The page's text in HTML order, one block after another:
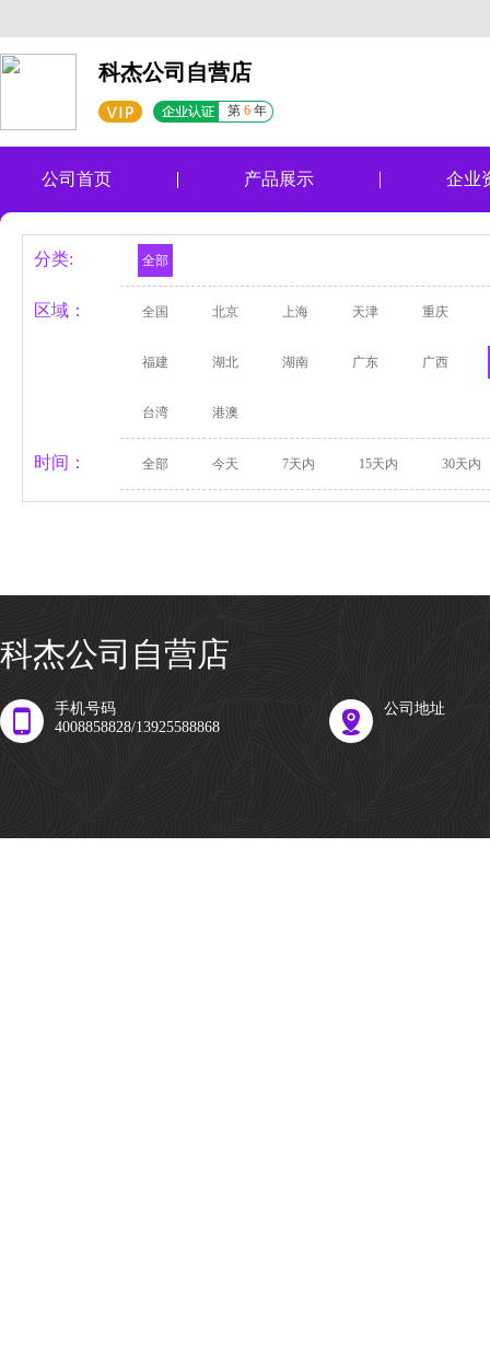
科杰公司自营店
第 6 年
公司首页 产品展示 企业
分类: 全部
区域： 全国 北京 上海 天津 重庆
福建 湖北 湖南 广东 广西
台湾 港澳
时间： 全部 今天 7天内 15天内 30天内
科杰公司自营店
手机号码
4008858828/13925588868
公司地址